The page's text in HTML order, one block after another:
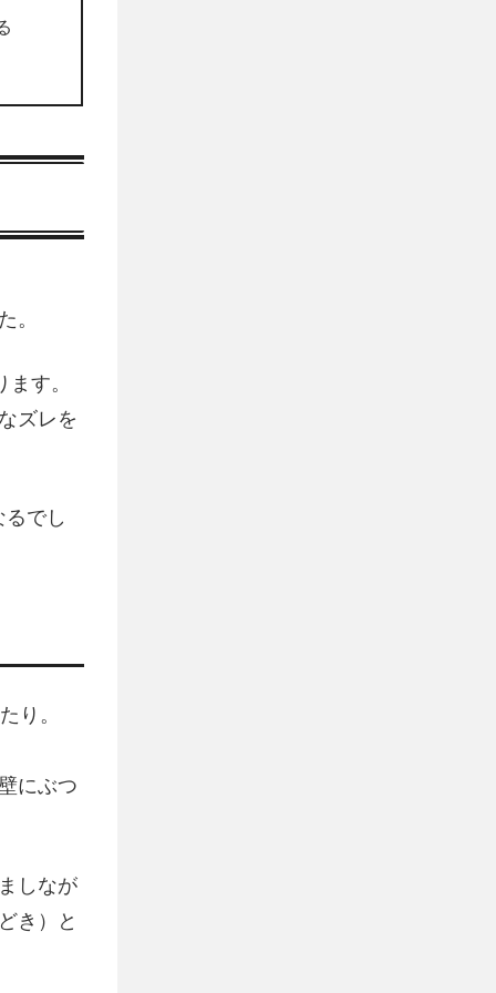
。
す。
ズレを
でし
り。
にぶつ
しなが
き）と